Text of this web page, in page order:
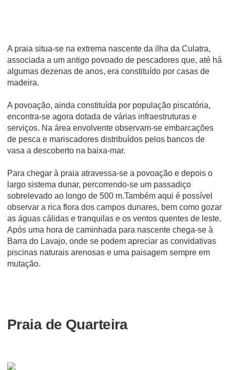
A praia situa-se na extrema nascente da ilha da Culatra,
associada a um antigo povoado de pescadores que, até há
algumas dezenas de anos, era constituído por casas de
madeira.
A povoação, ainda constituída por população piscatória,
encontra-se agora dotada de várias infraestruturas e
serviços. Na área envolvente observam-se embarcações
de pesca e mariscadores distribuídos pelos bancos de
vasa a descoberto na baixa-mar.
Para chegar à praia atravessa-se a povoação e depois o
largo sistema dunar, percorrendo-se um passadiço
sobrelevado ao longo de 500 m.Também aqui é possível
observar a rica flora dos campos dunares, bem como gozar
as águas cálidas e tranquilas e os ventos quentes de leste.
Após uma hora de caminhada para nascente chega-se à
Barra do Lavajo, onde se podem apreciar as convidativas
piscinas naturais arenosas e uma paisagem sempre em
mutação.
Praia de Quarteira